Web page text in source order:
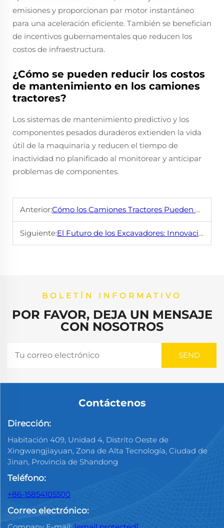
emisiones y proporcionan par motor instantáneo
para una aceleración eficiente. También se benefician
de incentivos gubernamentales que reducen los
costos de infraestructura.
¿Cómo se pueden reducir los costos
de mantenimiento en los camiones
tractores?
Los sistemas de mantenimiento predictivo y los
componentes pesados duraderos extienden la vida
útil de la maquinaria y reducen el tiempo de
inactividad no planificado al monitorear y anticipar
problemas de componentes.
Anterior:Cómo los Camiones Tractores Pueden Mejorar tus Operaciones Empresariales
Siguiente:El Futuro de los Excavadores: Innovaciones por Esperar
BOLETÍN INFORMATIVO
POR FAVOR, DEJA UN MENSAJE
CON NOSOTROS
Contáctenos
Dirección:
Habitación 409, Unidad 4, Distrito Oeste de
Xingwangjiayuan, Zona de Alta Tecnología, Ciudad de
Jinan, Provincia de Shandong
Teléfono:
+86-15854105500
Correo electrónico: